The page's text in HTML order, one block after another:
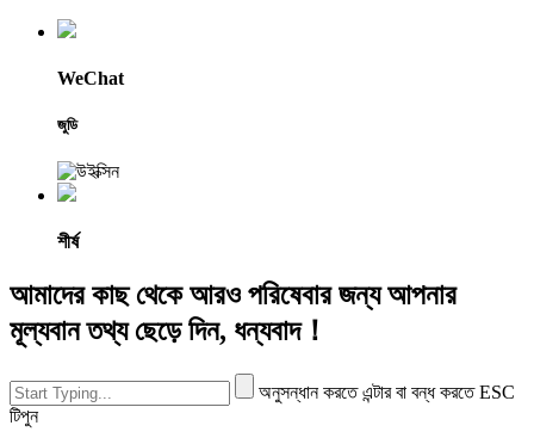
WeChat
জুডি
শীর্ষ
আমাদের কাছ থেকে আরও পরিষেবার জন্য আপনার
মূল্যবান তথ্য ছেড়ে দিন, ধন্যবাদ！
অনুসন্ধান করতে এন্টার বা বন্ধ করতে ESC
টিপুন